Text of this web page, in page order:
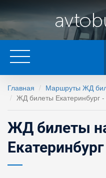
Главная
Маршруты ЖД
ЖД билеты Екатеринбург -
ЖД билеты